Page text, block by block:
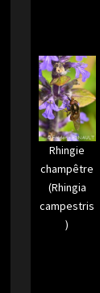
Rhingie
champêtre
(Rhingia
campestris
)